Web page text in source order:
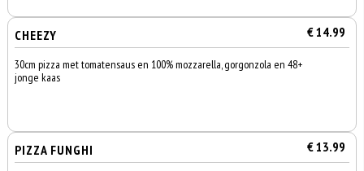
CHEEZY € 14.99
30cm pizza met tomatensaus en 100% mozzarella, gorgonzola en 48+
jonge kaas
PIZZA FUNGHI € 13.99